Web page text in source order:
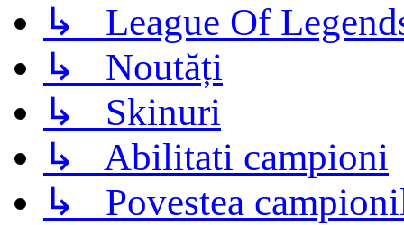
↳ League Of
↳ Noutăți
↳ Skinuri
↳ Abilitati campioni
↳ Povestea